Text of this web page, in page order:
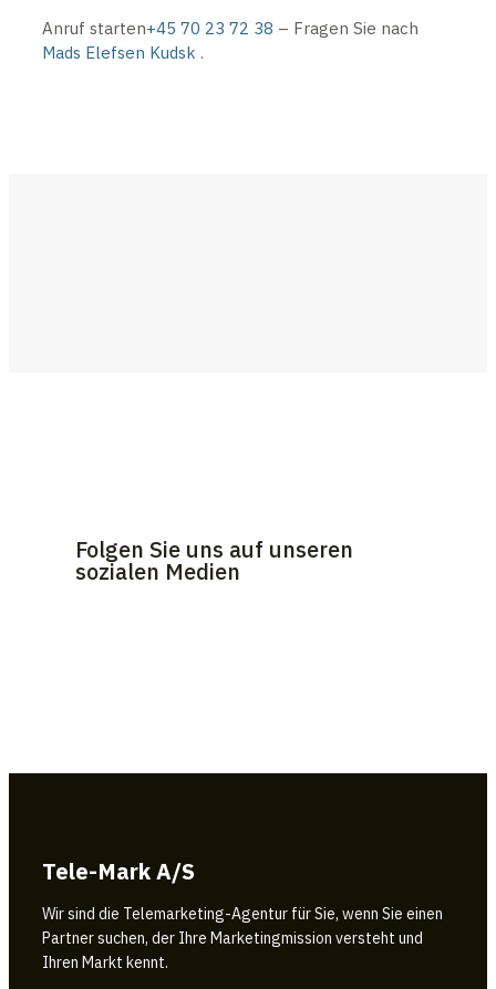
Anruf starten+45 70 23 72 38 – Fragen Sie nach
Mads Elefsen Kudsk .
Folgen Sie uns auf unseren
sozialen Medien
Tele-Mark A/S
Wir sind die Telemarketing-Agentur für Sie, wenn Sie einen
Partner suchen, der Ihre Marketingmission versteht und
Ihren Markt kennt.